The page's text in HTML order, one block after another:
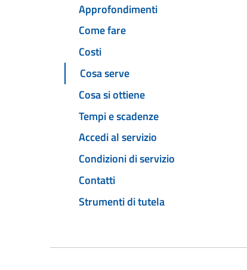
Approfondimenti
Come fare
Costi
Cosa serve
Cosa si ottiene
Tempi e scadenze
Accedi al servizio
Condizioni di servizio
Contatti
Strumenti di tutela